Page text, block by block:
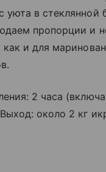
уюта в стеклянной
пропорции и
как и для
2 часа
около 2 кг